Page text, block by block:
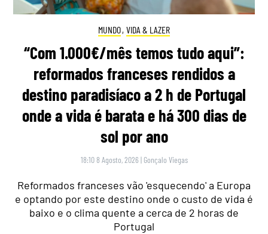
MUNDO, VIDA & LAZER
“Com 1.000€/mês temos tudo aqui”:
reformados franceses rendidos a
destino paradisíaco a 2 h de Portugal
onde a vida é barata e há 300 dias de
sol por ano
18:10 8 Agosto, 2026 | Gonçalo Viegas
Reformados franceses vão 'esquecendo' a Europa
e optando por este destino onde o custo de vida é
baixo e o clima quente a cerca de 2 horas de
Portugal